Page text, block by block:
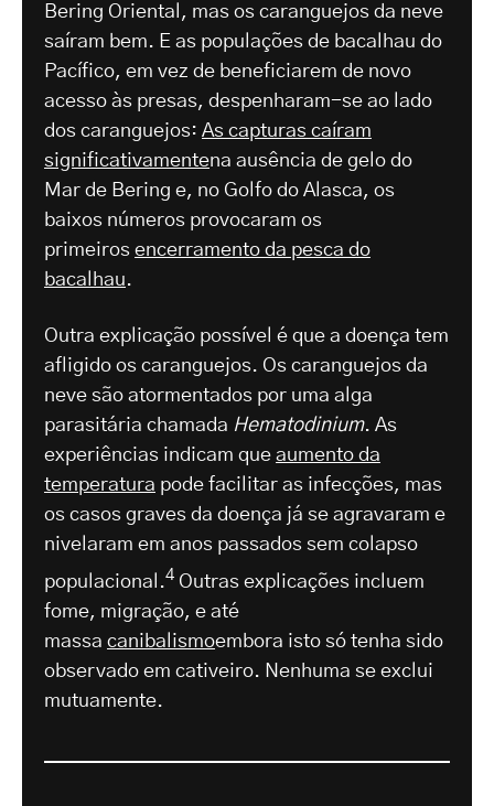
Bering Oriental, mas os caranguejos da neve
saíram bem. E as populações de bacalhau do
Pacífico, em vez de beneficiarem de novo
acesso às presas, despenharam-se ao lado
dos caranguejos: As capturas caíram
significativamentena ausência de gelo do
Mar de Bering e, no Golfo do Alasca, os
baixos números provocaram os
primeiros encerramento da pesca do
bacalhau.
Outra explicação possível é que a doença tem
afligido os caranguejos. Os caranguejos da
neve são atormentados por uma alga
parasitária chamada Hematodinium. As
experiências indicam que aumento da
temperatura pode facilitar as infecções, mas
os casos graves da doença já se agravaram e
nivelaram em anos passados sem colapso
populacional.4 Outras explicações incluem
fome, migração, e até
massa canibalismoembora isto só tenha sido
observado em cativeiro. Nenhuma se exclui
mutuamente.